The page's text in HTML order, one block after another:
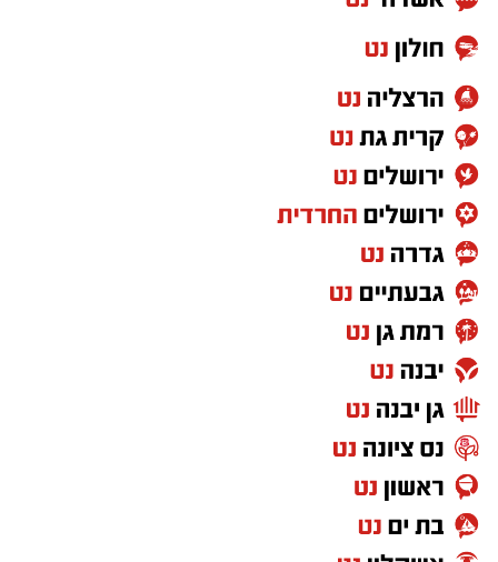
הקבוצה שלה במשחק האירופי הכי חשוב שלה עד
כה. ואצלנו? כיסאות ריקים. וזה אולי הסיפור הכי
בואו לא נעבוד על עצמנו. כולנו יודעים איך יציע
העיתונאים הזה היה נראה אם על הדשא הייתה
משחקת מכבי תל אביב או מכבי חיפה. כנראה
שלא הייתי צריך לספור כדי למצוא עיתונאי ישראלי.
היו כתבים, היו פרשנים, היו צלמים, היו שידורים
חיים. היינו מקבלים דיווחים מהמלון, מהאימון
המסכם, מהאוטובוס בדרך לאצטדיון ומהמסדרון
בדרך לחדר ההלבשה. אבל כשזו הפועל באר שבע?
פתאום אפשר להסתפק בלראות את המשחק
מהטלוויזיה. וזה לא עניין של משחק אחד. זו לא
מעידה חד-פעמית. זו תחושה שמלווה את אוהדי
הפועל באר שבע כבר שנים - שמועדון שמביא
הישגים, שמייצג את ישראל באירופה ושכתב פרקים
מפוארים בכדורגל הישראלי, עדיין לא זוכה ליחס
שהוא ראוי לו.